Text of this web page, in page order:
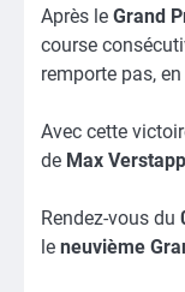
Après le Grand
course
remporte pas,
Avec cette
de Max
Rendez-vous du
le neuvième